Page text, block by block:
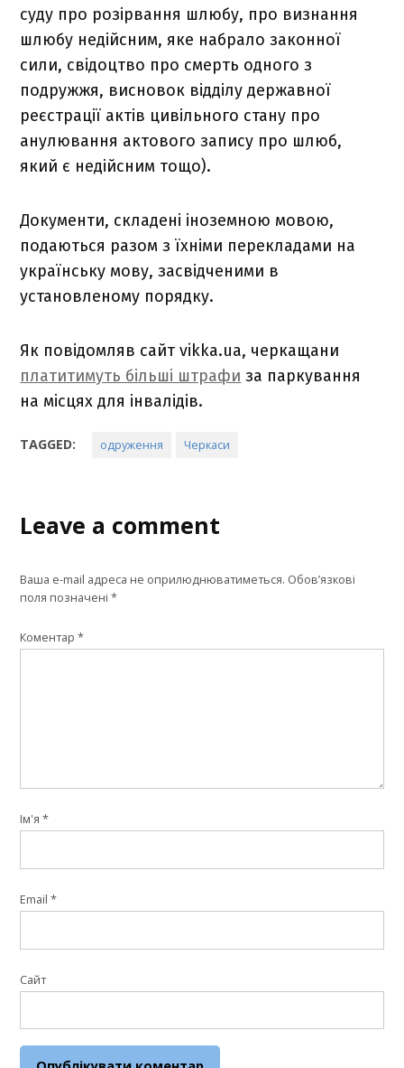
суду про розірвання шлюбу, про визнання
шлюбу недійсним, яке набрало законної
сили, свідоцтво про смерть одного з
подружжя, висновок відділу державної
реєстрації актів цивільного стану про
анулювання актового запису про шлюб,
який є недійсним тощо).
Документи, складені іноземною мовою,
подаються разом з їхніми перекладами на
українську мову, засвідченими в
установленому порядку.
Як повідомляв сайт vikka.ua, черкащани
платитимуть більші штрафи за паркування
на місцях для інвалідів.
TAGGED: одруження Черкаси
Leave a comment
Ваша e-mail адреса не оприлюднюватиметься. Обов’язкові
поля позначені*
Коментар*
Ім'я*
Email*
Сайт